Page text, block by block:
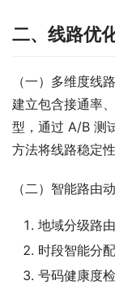
二、线路优
（一）多维度线
建立包含接通率
型，通过 A/B 测
方法将线路稳定
（二）智能路由
地域分级路
时段智能分
号码健康度